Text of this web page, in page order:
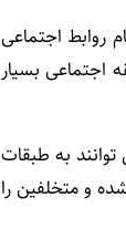
روابط اجتماعی
اجتماعی بسیار
به طبقات
و متخلفین را